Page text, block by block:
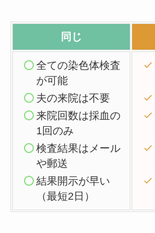
同じ
全ての染色体検査
が可能
夫の来院は不要
来院回数は採血の
1回のみ
検査結果はメール
や郵送
結果開示が早い
（最短2日）